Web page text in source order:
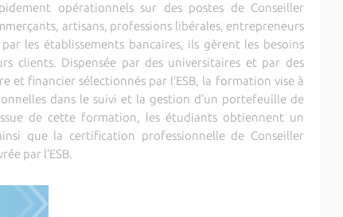
opérationnels sur des postes de Conseiller
artisans, professions libérales, entrepreneurs
les établissements bancaires, ils gèrent les besoins
clients. Dispensée par des universitaires et par des
et financier sélectionnés par l’ESB, la formation vise à
dans le suivi et la gestion d’un portefeuille de
de cette formation, les étudiants obtiennent un
que la certification professionnelle de Conseiller
par l’ESB.